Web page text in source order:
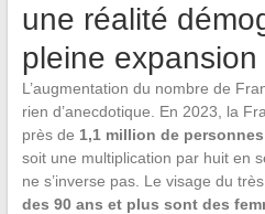
une réalité
pleine expansion
L’augmentation du nombre de
rien d’anecdotique. En 2023, la
près de 1,1 million de
soit une multiplication par huit en
ne s’inverse pas. Le visage du
des 90 ans et plus sont des